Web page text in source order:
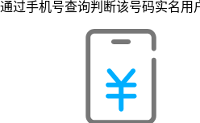
通过手机号查询判断该号码实名用